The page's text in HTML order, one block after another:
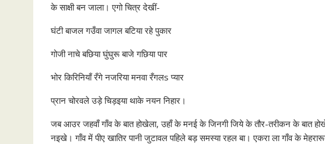
के साक्षी बन जाला। एगो चित्र देखीं-
घंटी बाजल गउँवा जागल बटिया रहे पुकार
गोजी नाचे बछिया घुंघुरू बाजे गछिया पार
भोर किरिनियाँ रँगे नजरिया मनवा रँगलs प्यार
प्रान चोरवले उड़े चिड़इया थाके नयन निहार।
जब आउर जहवाँ गाँव के बात होखेला, उहाँ के मनई के जिनगी जिये के तौर-तरीकन के बात
नइखे। गाँव में पीए खातिर पानी जुटावल पहिले बड़ समस्या रहल बा। एकरा ला गाँव के